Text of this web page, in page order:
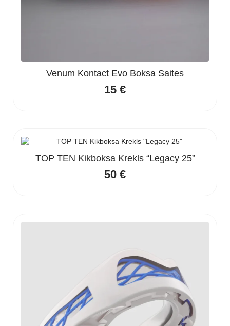
Venum Kontact Evo Boksa Saites
15 €
TOP TEN Kikboksa Krekls “Legacy 25”
50 €